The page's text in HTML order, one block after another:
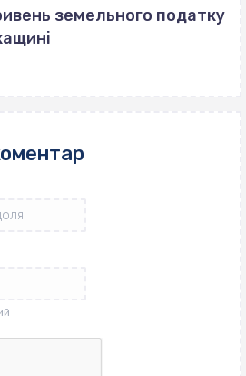
земельного податку